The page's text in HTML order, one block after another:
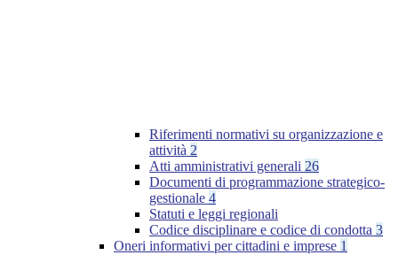
Riferimenti normativi su organizzazione e
attività 2
Atti amministrativi generali 26
Documenti di programmazione strategico-
gestionale 4
Statuti e leggi regionali
Codice disciplinare e codice di condotta 3
Oneri informativi per cittadini e imprese 1